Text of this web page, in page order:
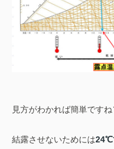
見方がわかれば簡単です
結露させないためには24℃